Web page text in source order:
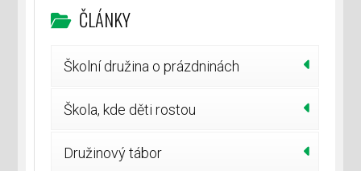
ČLÁNKY
Školní družina o prázdninách
Škola, kde děti rostou
Družinový tábor